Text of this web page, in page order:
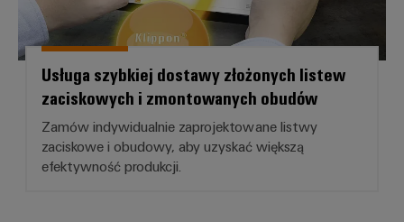
Usługa szybkiej dostawy złożonych listew
zaciskowych i zmontowanych obudów
Zamów indywidualnie zaprojektowane listwy
zaciskowe i obudowy, aby uzyskać większą
efektywność produkcji.